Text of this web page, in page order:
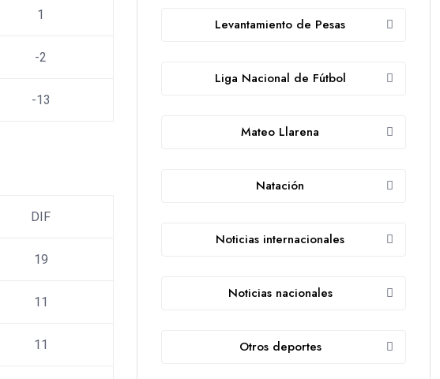
1
-2
-13
DIF
19
11
11
Levantamiento de Pesas
Liga Nacional de Fútbol
Mateo Llarena
Natación
Noticias internacionales
Noticias nacionales
Otros deportes